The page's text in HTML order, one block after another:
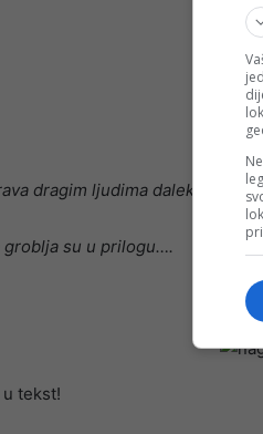
dragim ljudima daleko
groblja su u prilogu….
tekst!